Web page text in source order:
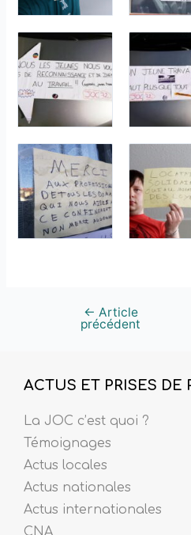
← Article
précédent
ACTUS ET PRISES DE
La JOC c’est quoi ?
Témoignages
Actus locales
Actus nationales
Actus internationales
CNA